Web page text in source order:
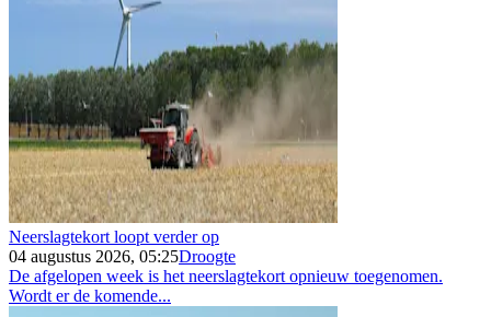
Neerslagtekort loopt verder op
04 augustus 2026, 05:25Droogte
De afgelopen week is het neerslagtekort opnieuw toegenomen.
Wordt er de komende...